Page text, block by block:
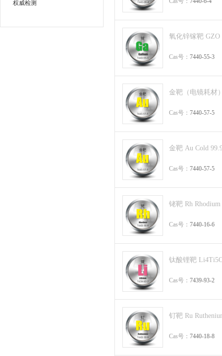
权威检测
氧化锌镓靶 GZO
Cas号： 7440-55-3
金靶（电镜耗材
Cas号： 7440-57-5
金靶 Au Cold
Cas号： 7440-57-5
铑靶 Rh Rhodium
Cas号： 7440-16-6
钛酸锂靶
Cas号： 7439-93-2
钌靶 Ru
Cas号： 7440-18-8